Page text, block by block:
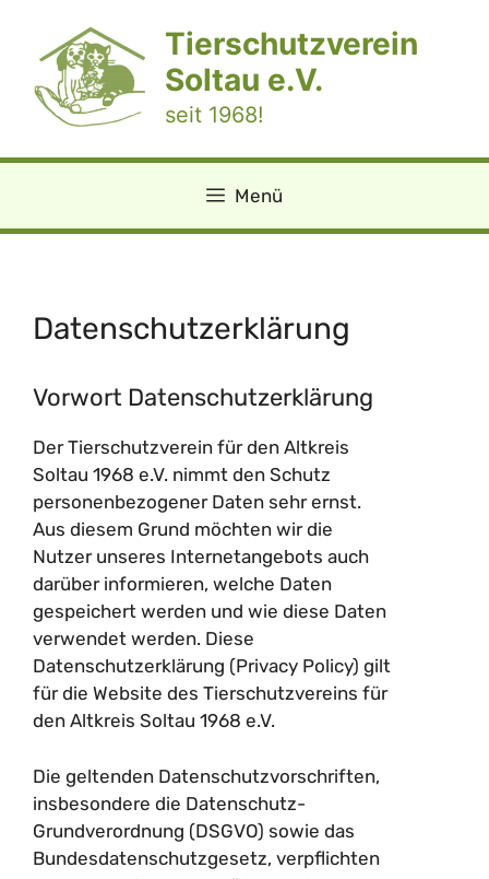
springen
Tierschutzverein
Soltau e.V.
seit 1968!
Menü
Datenschutz­erklärung
Vorwort Datenschutzerklärung
Der Tierschutzverein für den Altkreis
Soltau 1968 e.V. nimmt den Schutz
personenbezogener Daten sehr ernst.
Aus diesem Grund möchten wir die
Nutzer unseres Internetangebots auch
darüber informieren, welche Daten
gespeichert werden und wie diese Daten
verwendet werden. Diese
Datenschutzerklärung (Privacy Policy) gilt
für die Website des Tierschutzvereins für
den Altkreis Soltau 1968 e.V.
Die geltenden Datenschutzvorschriften,
insbesondere die Datenschutz-
Grundverordnung (DSGVO) sowie das
Bundesdatenschutzgesetz, verpflichten